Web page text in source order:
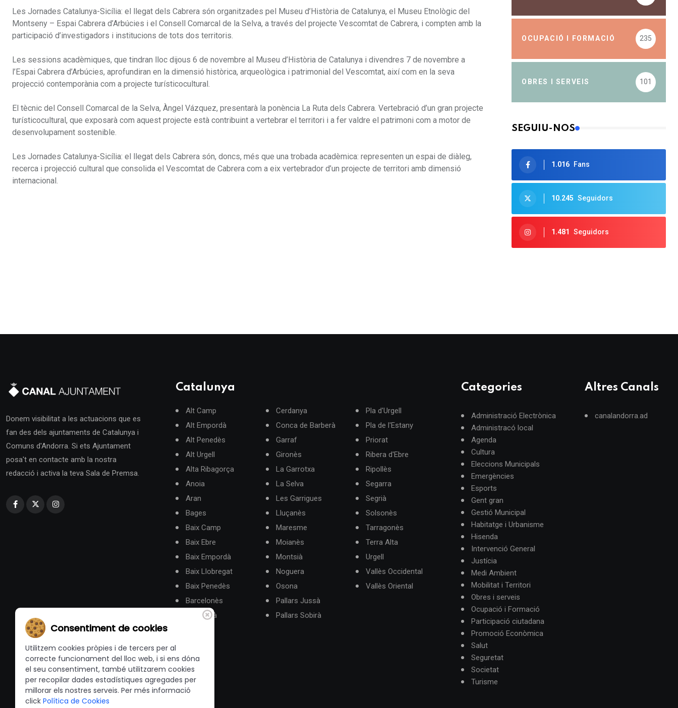
Les Jornades Catalunya-Sicília: el llegat dels Cabrera són organitzades pel Museu d’Història de Catalunya, el Museu Etnològic del
Montseny – Espai Cabrera d’Arbúcies i el Consell Comarcal de la Selva, a través del projecte Vescomtat de Cabrera, i compten amb la
participació d’investigadors i institucions de tots dos territoris.
Les sessions acadèmiques, que tindran lloc dijous 6 de novembre al Museu d’Història de Catalunya i divendres 7 de novembre a
l’Espai Cabrera d’Arbúcies, aprofundiran en la dimensió històrica, arqueològica i patrimonial del Vescomtat, així com en la seva
projecció contemporània com a projecte turísticocultural.
El tècnic del Consell Comarcal de la Selva, Àngel Vázquez, presentarà la ponència La Ruta dels Cabrera. Vertebració d’un gran projecte
turísticocultural, que exposarà com aquest projecte està contribuint a vertebrar el territori i a fer valdre el patrimoni com a motor de
desenvolupament sostenible.
Les Jornades Catalunya-Sicília: el llegat dels Cabrera són, doncs, més que una trobada acadèmica: representen un espai de diàleg,
recerca i projecció cultural que consolida el Vescomtat de Cabrera com a eix vertebrador d’un projecte de territori amb dimensió
internacional.
OCUPACIÓ I FORMACIÓ 235
OBRES I SERVEIS 101
SEGUIU-NOS
1.016 Fans
10.245 Seguidors
1.481 Seguidors
Donem visibilitat a les actuacions que es
fan des dels ajuntaments de Catalunya i
Comuns d'Andorra. Si ets Ajuntament
posa't en contacte amb la nostra
redacció i activa la teva Sala de Premsa.
Catalunya
Alt Camp
Alt Empordà
Alt Penedès
Alt Urgell
Alta Ribagorça
Anoia
Aran
Bages
Baix Camp
Baix Ebre
Baix Empordà
Baix Llobregat
Baix Penedès
Barcelonès
Berguedà
Cerdanya
Conca de Barberà
Garraf
Gironès
La Garrotxa
La Selva
Les Garrigues
Lluçanès
Maresme
Moianès
Montsià
Noguera
Osona
Pallars Jussà
Pallars Sobirà
Pla d'Urgell
Pla de l'Estany
Priorat
Ribera d'Ebre
Ripollès
Segarra
Segrià
Solsonès
Tarragonès
Terra Alta
Urgell
Vallès Occidental
Vallès Oriental
Categories
Administració Electrònica
Administracó local
Agenda
Cultura
Eleccions Municipals
Emergències
Esports
Gent gran
Gestió Municipal
Habitatge i Urbanisme
Hisenda
Intervenció General
Justícia
Medi Ambient
Mobilitat i Territori
Obres i serveis
Ocupació i Formació
Participació ciutadana
Promoció Econòmica
Salut
Seguretat
Societat
Turisme
Altres Canals
canalandorra.ad
Consentiment de cookies
Utilitzem cookies pròpies i de tercers per al
correcte funcionament del lloc web, i si ens dóna
el seu consentiment, també utilitzarem cookies
per recopilar dades estadístiques agregades per
millorar els nostres serveis. Per més informació
click Política de Cookies